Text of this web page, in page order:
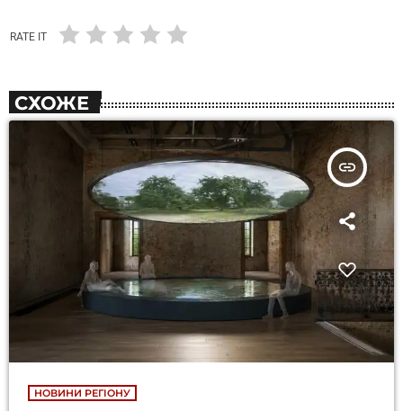
RATE IT
СХОЖЕ
insert_link
НОВИНИ РЕГІОНУ